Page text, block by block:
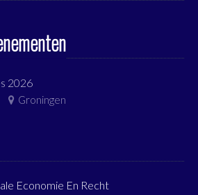
2026
Groningen
Economie En Recht